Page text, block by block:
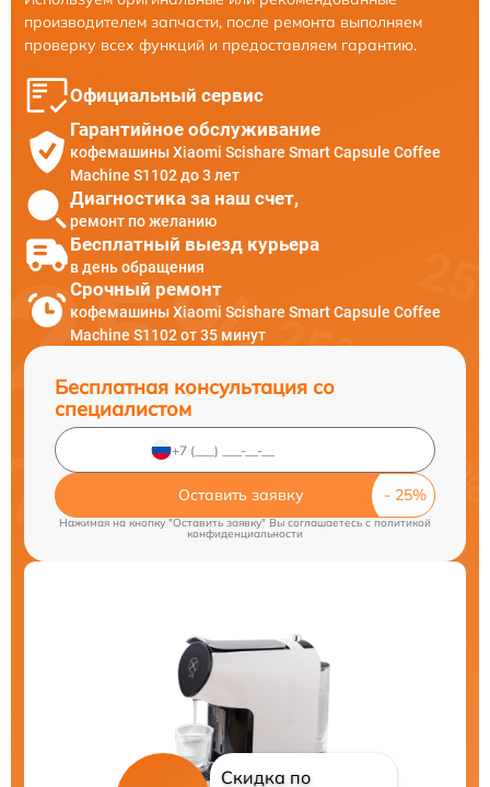
производителем запчасти, после ремонта выполняем
проверку всех функций и предоставляем гарантию.
Официальный сервис
Гарантийное обслуживание
кофемашины Xiaomi Scishare Smart Capsule Coffee
Machine S1102 до 3 лет
Диагностика за наш счет,
ремонт по желанию
Бесплатный выезд курьера
в день обращения
Срочный ремонт
кофемашины Xiaomi Scishare Smart Capsule Coffee
Machine S1102 от 35 минут
Бесплатная консультация со
специалистом
Оставить заявку
Нажимая на кнопку "Оставить заявку" Вы соглашаетесь cполитикой
конфиденциальности
Скидка по